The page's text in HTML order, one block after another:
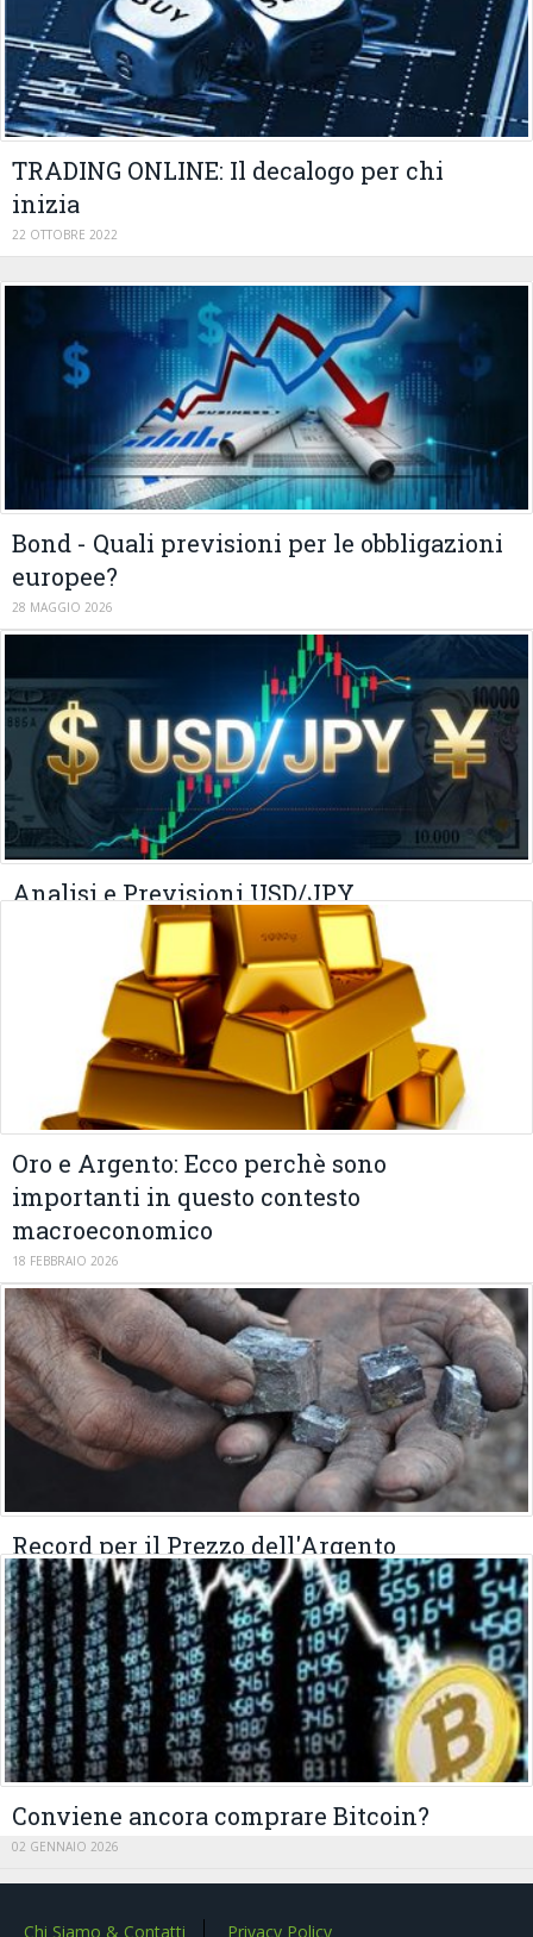
TRADING ONLINE: Il decalogo per chi
inizia
22 OTTOBRE 2022
Bond - Quali previsioni per le obbligazioni
europee?
28 MAGGIO 2026
Analisi e Previsioni USD/JPY
Oro e Argento: Ecco perchè sono
importanti in questo contesto
macroeconomico
18 FEBBRAIO 2026
Record per il Prezzo dell'Argento
19 GENNAIO 2026
Conviene ancora comprare Bitcoin?
02 GENNAIO 2026
Chi Siamo & Contatti Privacy Policy